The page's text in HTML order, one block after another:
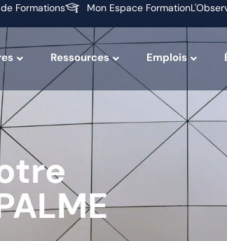
Formations Mon Espace Formation
Ressources Emplois